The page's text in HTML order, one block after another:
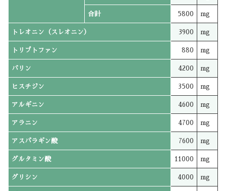
合計 5800 mg
トレオニン（スレオニン） 3900 mg
トリプトファン 880 mg
バリン 4200 mg
ヒスチジン 3500 mg
アルギニン 4600 mg
アラニン 4700 mg
アスパラギン酸 7600 mg
グルタミン酸 11000 mg
グリシン 4000 mg